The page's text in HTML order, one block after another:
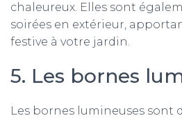
chaleureux. Elles sont
soirées en extérieur,
festive à votre jardin.
5. Les bornes
Les bornes lumineuses sont